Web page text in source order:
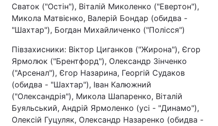
Сваток ("Остін"), Віталій Миколенко ("Евертон"),
Микола Матвієнко, Валерій Бондар (обидва -
"Шахтар"), Богдан Михайличенко ("Полісся")
Півзахисники: Віктор Циганков ("Жирона"), Єгор
Ярмолюк ("Брентфорд"), Олександр Зінченко
("Арсенал"), Єгор Назарина, Георгій Судаков
(обидва - "Шахтар"), Іван Калюжний
("Олександрія"), Микола Шапаренко, Віталій
Буяльський, Андрій Ярмоленко (усі - "Динамо"),
Олексій Гуцуляк, Олександр Назаренко (обидва -